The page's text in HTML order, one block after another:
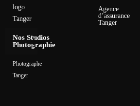
logo
Tanger
Nos Studios
Photographie
Photographe
Tanger
Agence
d’assurance
Tanger